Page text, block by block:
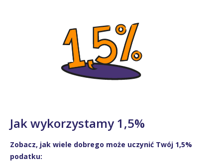
Jak wykorzystamy 1,5%
Zobacz, jak wiele dobrego może uczynić Twój 1,5%
podatku: